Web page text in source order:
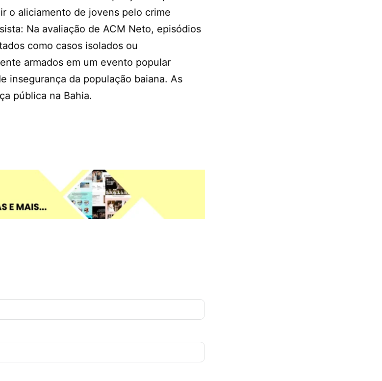
o aliciamento de jovens pelo crime
Na avaliação de ACM Neto, episódios
como casos isolados ou
armados em um evento popular
insegurança da população baiana. As
pública na Bahia.